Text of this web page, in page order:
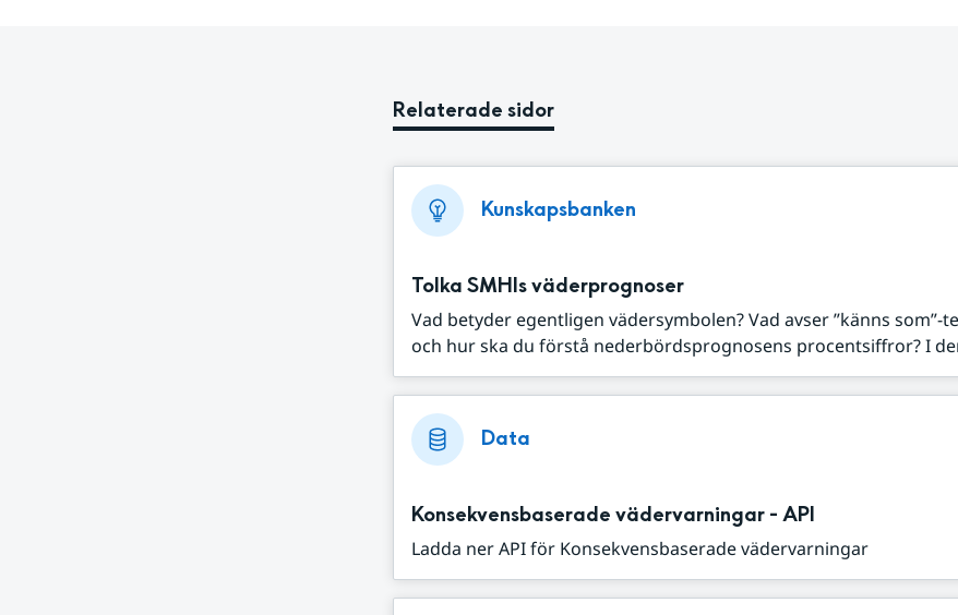
Relaterade sidor
Kunskapsbanken
Tolka SMHIs väderprognoser
Vad betyder egentligen vädersymbolen? Vad avser ”känns som”-
och hur ska du förstå nederbördsprognosens procentsiffror? I
Data
Konsekvensbaserade vädervarningar - API
Ladda ner API för Konsekvensbaserade vädervarningar